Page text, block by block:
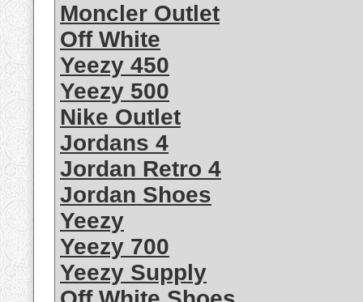
Moncler Outlet
Off White
Yeezy 450
Yeezy 500
Nike Outlet
Jordans 4
Jordan Retro 4
Jordan Shoes
Yeezy
Yeezy 700
Yeezy Supply